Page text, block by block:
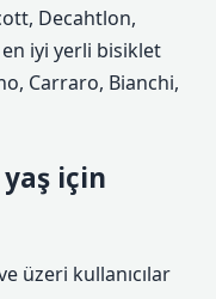
Decahtlon,
iyi yerli bisiklet
Carraro, Bianchi,
için
üzeri kullanıcılar